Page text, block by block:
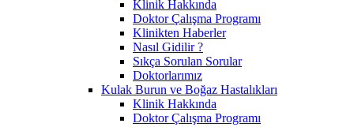
Klinik Hakkında
Doktor Çalışma Programı
Klinikten Haberler
Nasıl Gidilir ?
Sıkça Sorulan Sorular
Doktorlarımız
Kulak Burun ve Boğaz Hastalıkları
Klinik Hakkında
Doktor Çalışma Programı